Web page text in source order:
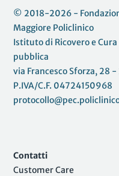
© 2018-2026 -
Maggiore Policlinico
Istituto di Ricovero e
pubblica
via Francesco Sforza, 28
P.IVA/C.F. 04724150968
Contatti
Customer Care